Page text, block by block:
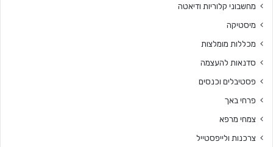
מחשבוני קלוריות ודיאטה
מיסטיקה
מכללות מומלצות
סדנאות להעצמה
פסטיבלים וכנסים
פרחי באך
צמחי מרפא
צרכנות ולייפסטייל